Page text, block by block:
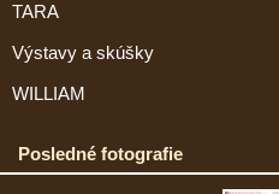
TARA
Výstavy a skúšky
WILLIAM
Posledné fotografie